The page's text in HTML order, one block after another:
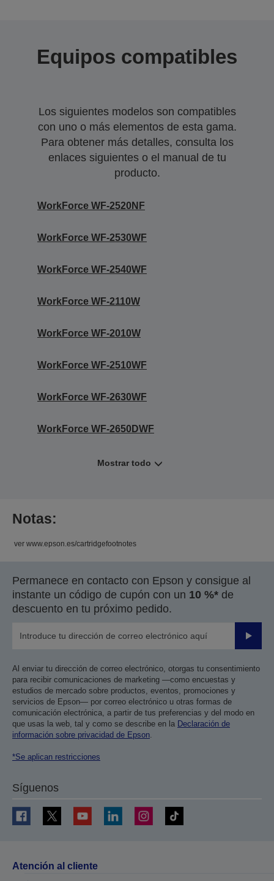
Equipos compatibles
Los siguientes modelos son compatibles
con uno o más elementos de esta gama.
Para obtener más detalles, consulta los
enlaces siguientes o el manual de tu
producto.
WorkForce WF-2520NF
WorkForce WF-2530WF
WorkForce WF-2540WF
WorkForce WF-2110W
WorkForce WF-2010W
WorkForce WF-2510WF
WorkForce WF-2630WF
WorkForce WF-2650DWF
Mostrar todo
Notas:
ver www.epson.es/cartridgefootnotes
Permanece en contacto con Epson y consigue al
instante un código de cupón con un 10 %* de
descuento en tu próximo pedido.
Enviar
Al enviar tu dirección de correo electrónico, otorgas tu consentimiento
para recibir comunicaciones de marketing —como encuestas y
estudios de mercado sobre productos, eventos, promociones y
servicios de Epson— por correo electrónico u otras formas de
comunicación electrónica, a partir de tus preferencias y del modo en
que usas la web, tal y como se describe en la Declaración de
información sobre privacidad de Epson.
*Se aplican restricciones
Síguenos
Atención al cliente